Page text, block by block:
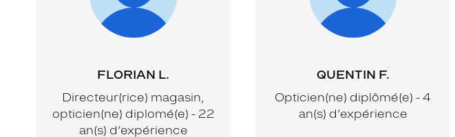
FLORIAN L.
Directeur(rice) magasin,
opticien(ne) diplomé(e) - 22
an(s) d’expérience
QUENTIN F.
Opticien(ne) diplômé(e) - 4
an(s) d’expérience